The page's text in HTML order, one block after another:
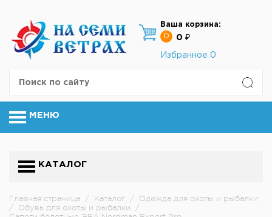
Ваша корзина:
0
0 ₽
Избранное 0
МЕНЮ
КАТАЛОГ
Главная страница / Каталог /
Одежда для охоты и рыбалки
/
Обувь для охоты и рыбалки
/